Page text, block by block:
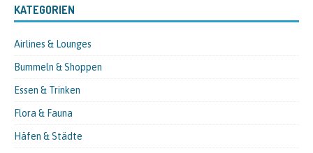
KATEGORIEN
Airlines & Lounges
Bummeln & Shoppen
Essen & Trinken
Flora & Fauna
Häfen & Städte